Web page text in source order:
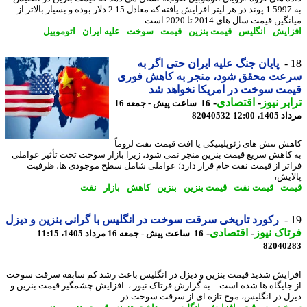
به 1.5997 پوند در هر لیتر افزایش یافته که معادل 2.15 دلار بوده و بسیار بالاتر از
قیمت سال های 2014 تا 2020 است. - ...
-انگلیس-قیمت بنزین- قیمت-سوخت-علیه ایران - اتوموبیل
پایان جنگ علیه ایران حتی اگر به
محقق شود، منجر به کاهش فوری
سوخت در امریکا نخواهد شد
نیوز-اقتصادی-
16 ساعت پیش - جمعه 16
12:00
82040532
تنش های ژئوپلیتیکی یا افت قیمت نفت لزوماً
سریع قیمت بنزین منجر نمی شود، زیرا بازار سوخت تحت تأثیر عواملی
از قیمت نفت خام قرار دارد؛ عواملی شامل سطح موجودی ها، ظرفیت
-قیمت نفت -قیمت بنزین- بنزین- کاهش-بازار - نفت
رکورد تاریخی سرقت سوخت در انگلیس با گرانی بنزین و دیزل
نیوز-اقتصادی-16 ساعت پیش - جمعه 16 مرداد 1405، 11:15
شدید قیمت بنزین و دیزل در انگلیس باعث رشد کم سابقه سرقت سوخت
ها شده است. - به گزارش فرتاک نیوز ، افزایش چشمگیر قیمت بنزین و
در انگلیس، موج تازه ای از سرقت سوخت در ...